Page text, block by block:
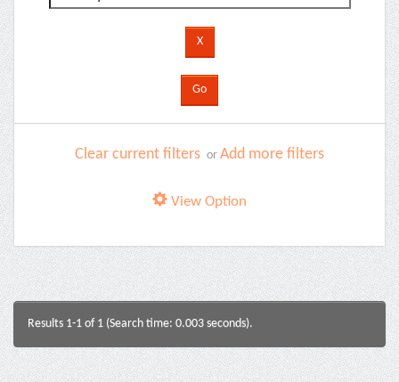
Clear current filters or Add more filters
View Option
Results 1-1 of 1 (Search time: 0.003 seconds).